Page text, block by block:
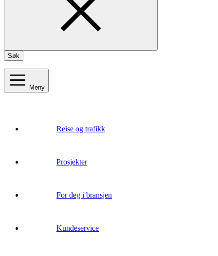
Søk
Meny
Reise og trafikk
Prosjekter
For deg i bransjen
Kundeservice